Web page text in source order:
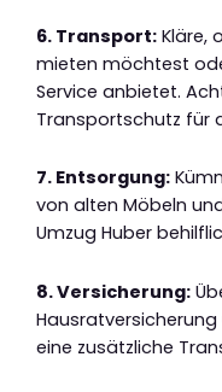
6. Transport: Kläre,
mieten möchtest
Service anbietet.
Transportschutz für
7. Entsorgung:
von alten Möbeln
Umzug Huber
8. Versicherung:
eine zusätzliche